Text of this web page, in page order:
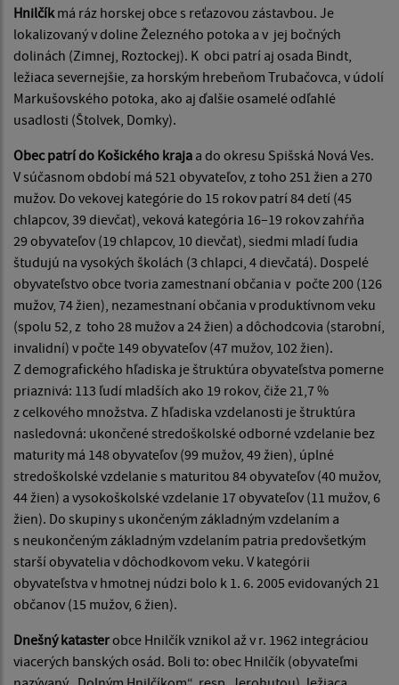
Hnilčík má ráz horskej obce s reťazovou zástavbou. Je
lokalizovaný v doline Železného potoka a v jej bočných
dolinách (Zimnej, Roztockej). K obci patrí aj osada Bindt,
ležiaca severnejšie, za horským hrebeňom Trubačovca, v údolí
Markušovského potoka, ako aj ďalšie osamelé odľahlé
usadlosti (Štolvek, Domky).
Obec patrí do Košického kraja a do okresu Spišská Nová Ves.
V súčasnom období má 521 obyvateľov, z toho 251 žien a 270
mužov. Do vekovej kategórie do 15 rokov patrí 84 detí (45
chlapcov, 39 dievčat), veková kategória 16–19 rokov zahŕňa
29 obyvateľov (19 chlapcov, 10 dievčat), siedmi mladí ľudia
študujú na vysokých školách (3 chlapci, 4 dievčatá). Dospelé
obyvateľstvo obce tvoria zamestnaní občania v počte 200 (126
mužov, 74 žien), nezamestnaní občania v produktívnom veku
(spolu 52, z toho 28 mužov a 24 žien) a dôchodcovia (starobní,
invalidní) v počte 149 obyvateľov (47 mužov, 102 žien).
Z demografického hľadiska je štruktúra obyvateľstva pomerne
priaznivá: 113 ľudí mladších ako 19 rokov, čiže 21,7 %
z celkového množstva. Z hľadiska vzdelanosti je štruktúra
nasledovná: ukončené stredoškolské odborné vzdelanie bez
maturity má 148 obyvateľov (99 mužov, 49 žien), úplné
stredoškolské vzdelanie s maturitou 84 obyvateľov (40 mužov,
44 žien) a vysokoškolské vzdelanie 17 obyvateľov (11 mužov, 6
žien). Do skupiny s ukončeným základným vzdelaním a
s neukončeným základným vzdelaním patria predovšetkým
starší obyvatelia v dôchodkovom veku. V kategórii
obyvateľstva v hmotnej núdzi bolo k 1. 6. 2005 evidovaných 21
občanov (15 mužov, 6 žien).
Dnešný katasterobce Hnilčík vznikol až v r. 1962 integráciou
viacerých banských osád. Boli to: obec Hnilčík (obyvateľmi